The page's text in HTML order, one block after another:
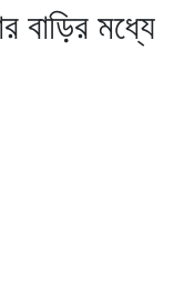
বাড়ির মধ্যে